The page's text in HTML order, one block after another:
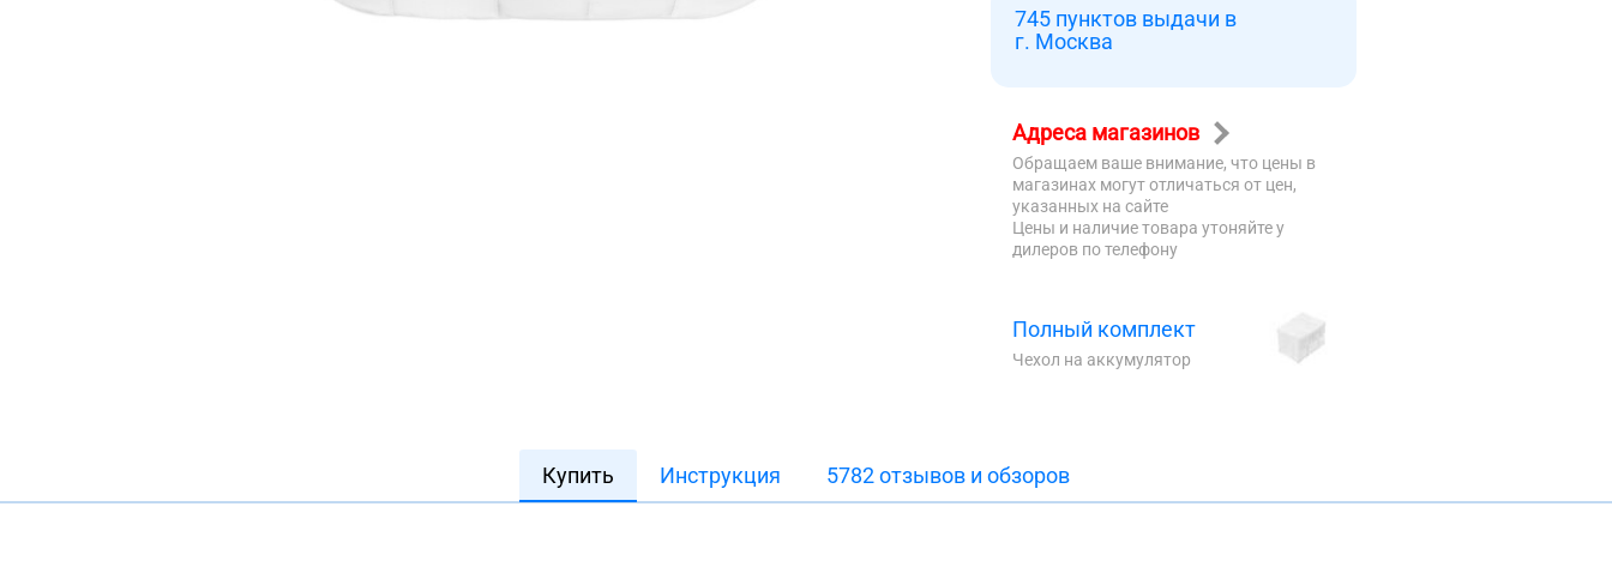
745 пунктов выдачи в
г. Москва
Адреса магазинов
Обращаем ваше внимание, что цены в
магазинах могут отличаться от цен,
указанных на сайте
Цены и наличие товара утоняйте у
дилеров по телефону
Полный комплект
Чехол на аккумулятор
Купить Инструкция 5782 отзывов и обзоров